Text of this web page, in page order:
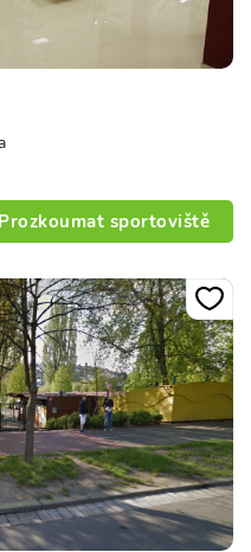
Prozkoumat sportoviště